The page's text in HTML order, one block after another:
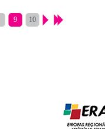
9 10